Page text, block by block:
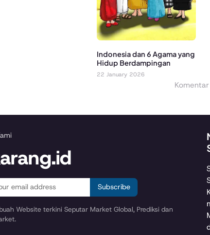
Indonesia dan 6 Agama yang
Hidup Berdampingan
22 January 2026
Subscribe
Website terkini Seputar Market Global, Prediksi dan